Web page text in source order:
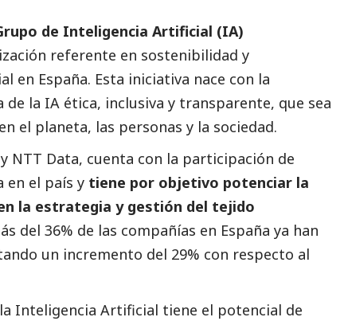
de Inteligencia Artificial (IA)
referente en sostenibilidad y
en España. Esta iniciativa nace con la
la IA ética, inclusiva y transparente, que sea
el planeta, las personas y la sociedad.
NTT Data, cuenta con la participación de
en el país y tiene por objetivo potenciar la
la estrategia y gestión del tejido
del 36% de las compañías en España ya han
un incremento del 29% con respecto al
Inteligencia Artificial tiene el potencial de